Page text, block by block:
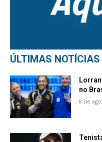
ÚLTIMAS NOTÍCIAS
no
8 de